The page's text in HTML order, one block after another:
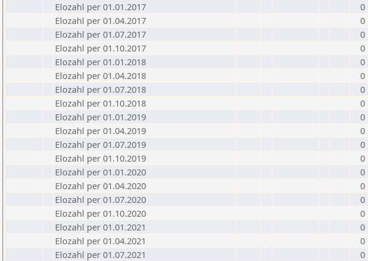
Elozahl per 01.01.2017 0
Elozahl per 01.04.2017
0
Elozahl per 01.07.2017
0
Elozahl per 01.10.2017
0
Elozahl per 01.01.2018
0
Elozahl per 01.04.2018
0
Elozahl per 01.07.2018
0
Elozahl per 01.10.2018
0
Elozahl per 01.01.2019
0
Elozahl per 01.04.2019
0
Elozahl per 01.07.2019
0
Elozahl per 01.10.2019
0
Elozahl per 01.01.2020
0
Elozahl per 01.04.2020
0
Elozahl per 01.07.2020
0
Elozahl per 01.10.2020
0
Elozahl per 01.01.2021
0
Elozahl per 01.04.2021
0
Elozahl per 01.07.2021
0